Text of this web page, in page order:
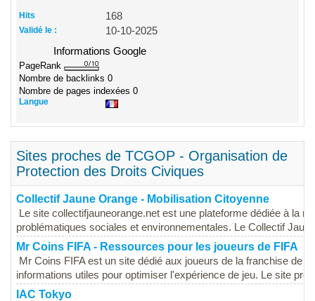
Hits 168
Validé le :
10-10-2025
Informations Google
PageRank
Nombre de backlinks 0
Nombre de pages indexées 0
Langue
Sites proches de TCGOP - Organisation de
Protection des Droits Civiques
Collectif Jaune Orange - Mobilisation Citoyenne
Le site collectifjauneorange.net est une plateforme dédiée à la
problématiques sociales et environnementales. Le Collectif
Mr Coins FIFA - Ressources pour les joueurs de FIFA
Mr Coins FIFA est un site dédié aux joueurs de la franchise de
informations utiles pour optimiser l'expérience de jeu. Le site
IAC Tokyo